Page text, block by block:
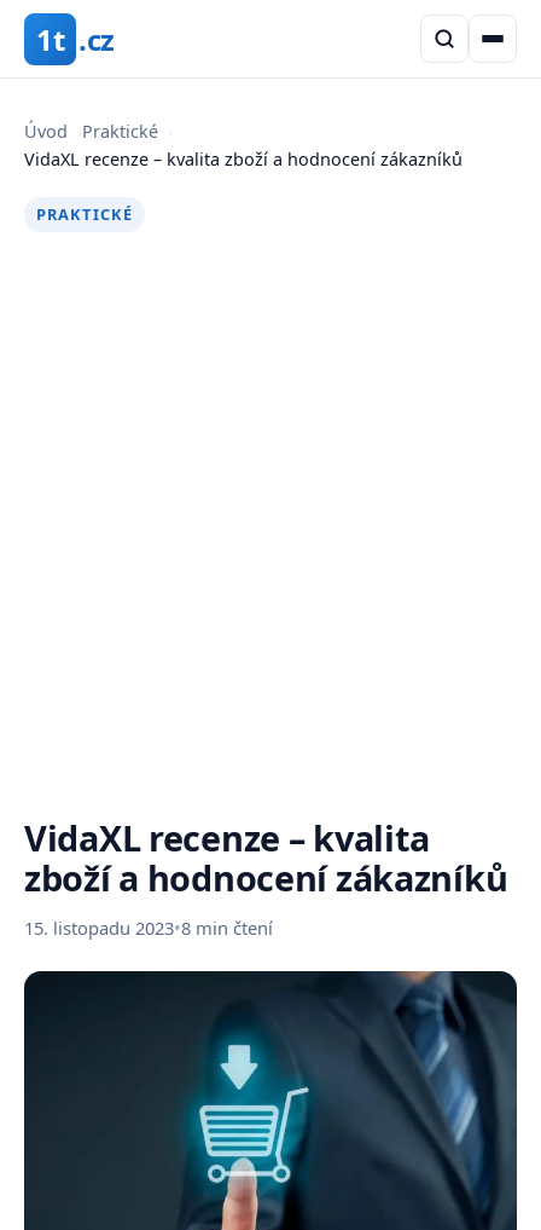
1t .cz
Úvod ›Praktické ›
VidaXL recenze – kvalita zboží a hodnocení zákazníků
PRAKTICKÉ
VidaXL recenze – kvalita
zboží a hodnocení zákazníků
15. listopadu 2023•8 min čtení